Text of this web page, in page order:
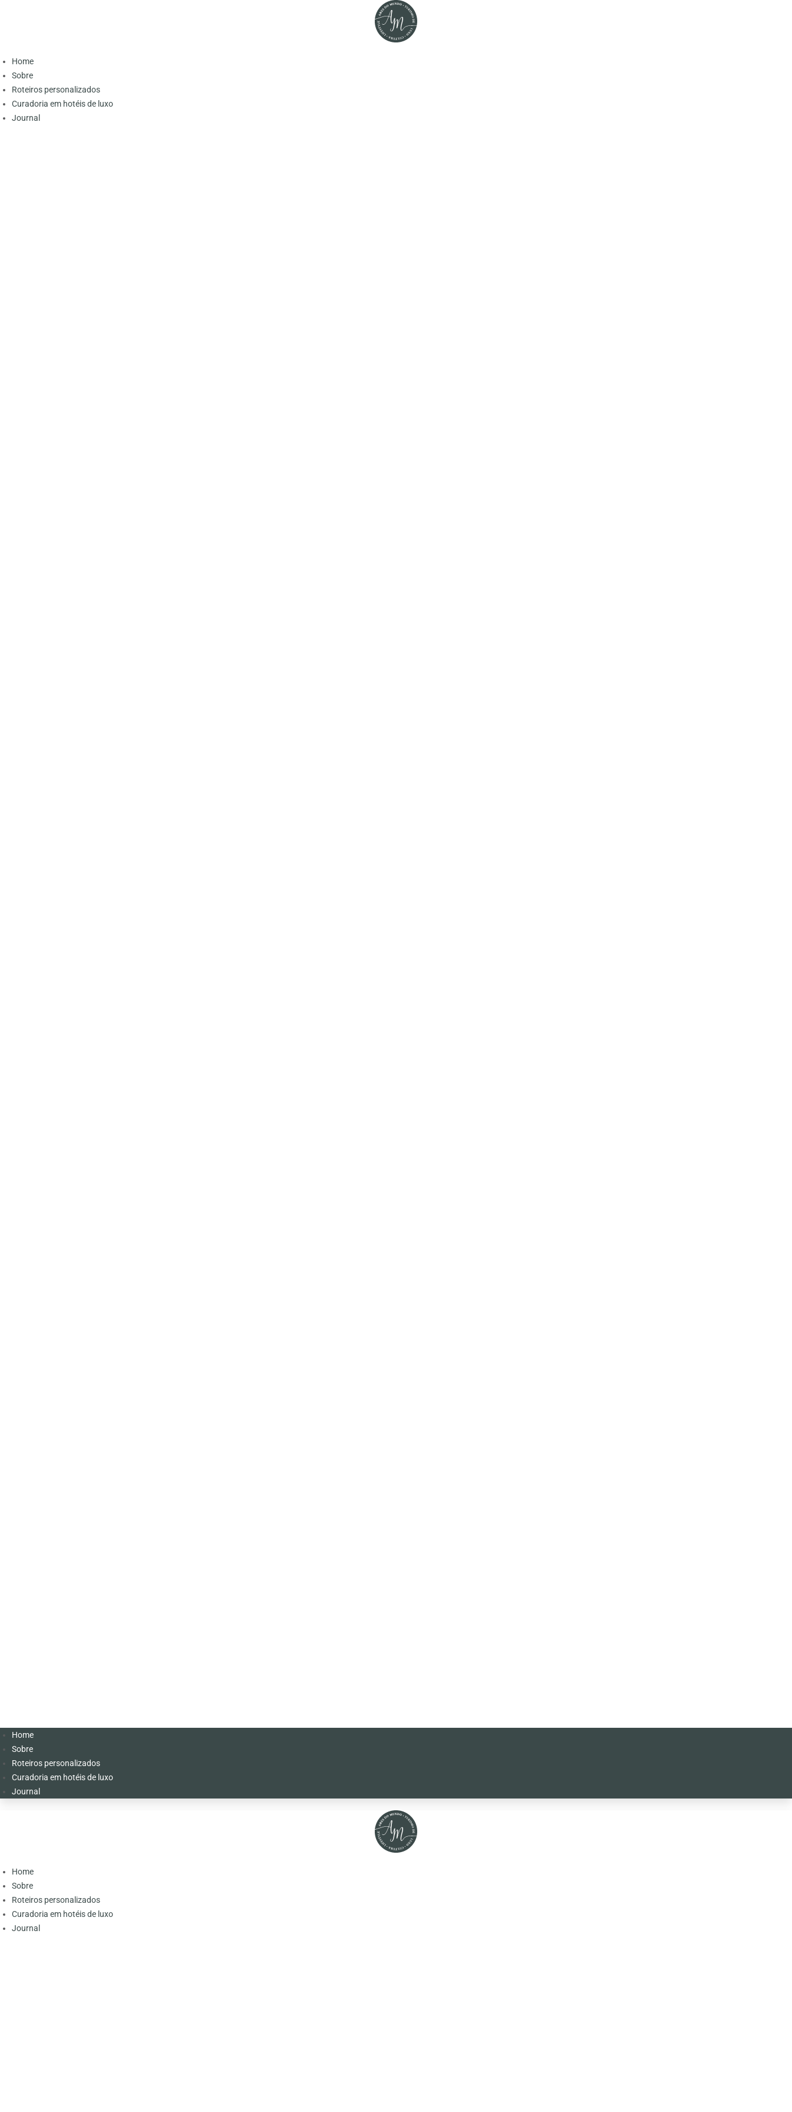
Home
Sobre
Roteiros personalizados
Curadoria em hotéis de luxo
Journal
Home
Sobre
Roteiros personalizados
Curadoria em hotéis de luxo
Journal
Home
Sobre
Roteiros personalizados
Curadoria em hotéis de luxo
Journal